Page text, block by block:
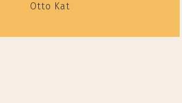
Otto Kat